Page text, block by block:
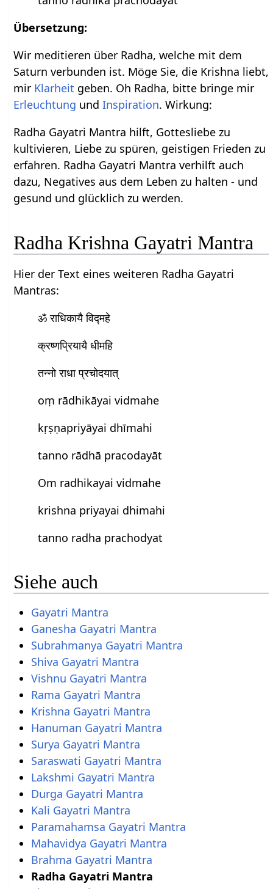
Übersetzung:
Wir meditieren über Radha, welche mit dem
Saturn verbunden ist. Möge Sie, die Krishna liebt,
mir Klarheit geben. Oh Radha, bitte bringe mir
Erleuchtung undInspiration.Wirkung:
Radha Gayatri Mantra hilft, Gottesliebe zu
kultivieren, Liebe zu spüren, geistigen Frieden zu
erfahren. Radha Gayatri Mantra verhilft auch
dazu, Negatives aus dem Leben zu halten - und
gesund und glücklich zu werden.
Radha Krishna Gayatri Mantra
Hier der Text eines weiteren Radha Gayatri
Mantras:
ॐ राधिकायै विद्महे
क्रष्णप्रियायै धीमहि
तन्नो राधा प्रचोदयात्
oṃ rādhikāyai vidmahe
kṛṣṇapriyāyai dhīmahi
tanno rādhā pracodayāt
Om radhikayai vidmahe
krishna priyayai dhimahi
tanno radha prachodyat
Siehe auch
Gayatri Mantra
Ganesha Gayatri Mantra
Subrahmanya Gayatri Mantra
Shiva Gayatri Mantra
Vishnu Gayatri Mantra
Rama Gayatri Mantra
Krishna Gayatri Mantra
Hanuman Gayatri Mantra
Surya Gayatri Mantra
Saraswati Gayatri Mantra
Lakshmi Gayatri Mantra
Durga Gayatri Mantra
Kali Gayatri Mantra
Paramahamsa Gayatri Mantra
Mahavidya Gayatri Mantra
Brahma Gayatri Mantra
Radha Gayatri Mantra